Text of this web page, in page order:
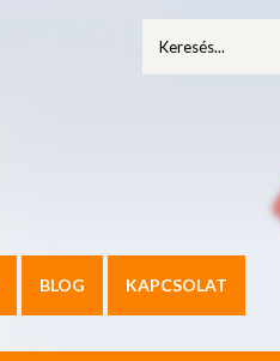
BLOG KAPCSOLAT